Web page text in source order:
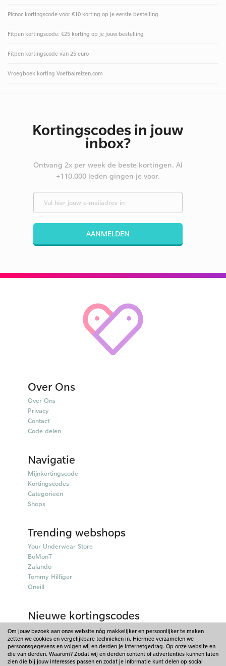
Picnoc kortingscode voor €10 korting op je eerste bestelling
Fitpen kortingscode: €25 korting op je jouw bestelling
Fitpen kortingscode van 25 euro
Vroegboek korting Voetbalreizen.com
Kortingscodes in jouw
inbox?
Ontvang 2x per week de beste kortingen. Al
+110.000 leden gingen je voor.
AANMELDEN
Over Ons
Over Ons
Privacy
Contact
Code delen
Navigatie
Mijnkortingscode
Kortingscodes
Categorieën
Shops
Trending webshops
Your Underwear Store
BoMonT
Zalando
Tommy Hilfiger
Oneill
Nieuwe kortingscodes
50plusmobiel kortingscodes
Parfumado kortingscodes
Fitpen kortingscodes
Things I Like Things I Love kortingscodes
Om jouw bezoek aan onze website nóg makkelijker en persoonlijker te maken
zetten we cookies en vergelijkbare technieken in. Hiermee verzamelen we
persoonsgegevens en volgen wij en derden je internetgedrag. Op onze website en
die van derden. Waarom? Zodat wij en derden content of advertenties kunnen laten
zien die bij jouw interesses passen en zodat je informatie kunt delen op social